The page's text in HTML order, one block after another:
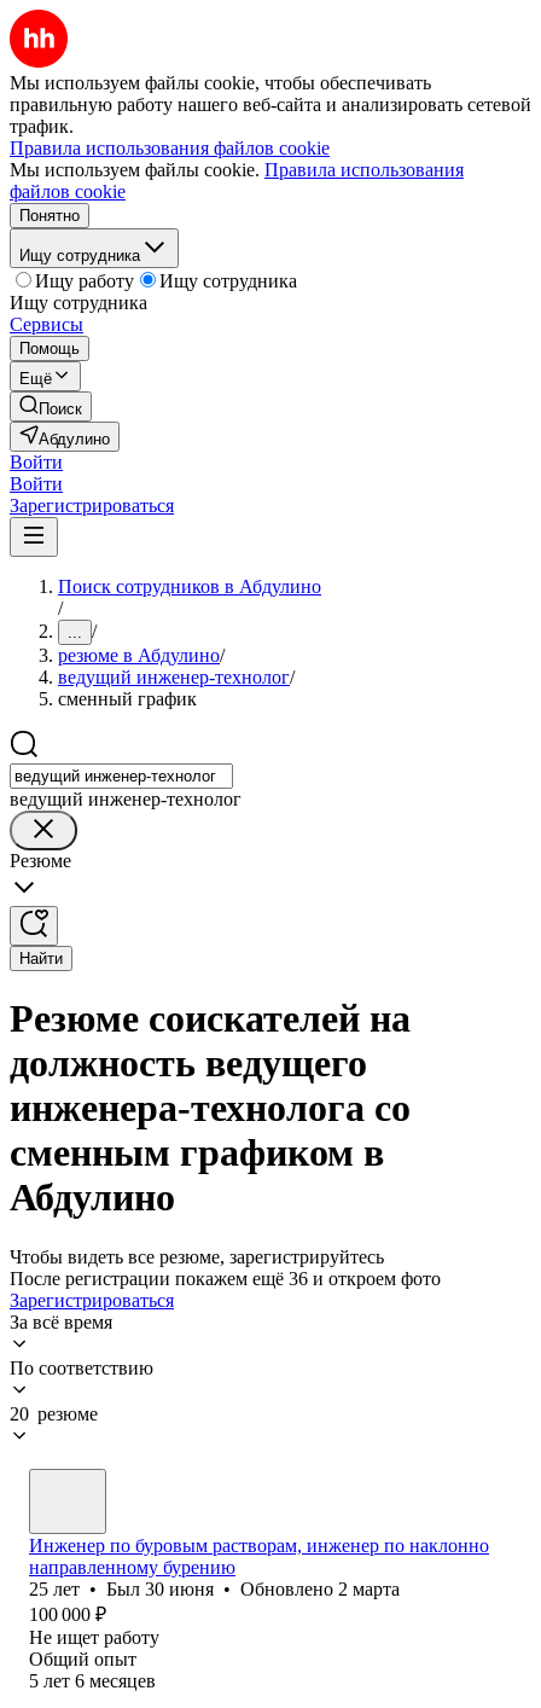
Мы используем файлы cookie, чтобы обеспечивать
правильную работу нашего веб-сайта и анализировать сетевой
трафик.
Правила использования файлов cookie
Мы используем файлы cookie. Правила использования
файлов cookie
Понятно
Ищу сотрудника
Ищу работу
Ищу сотрудника
Ищу сотрудника
Сервисы
Помощь
Ещё
Поиск
Абдулино
Войти
Войти
Зарегистрироваться
Поиск сотрудников в Абдулино
/
... /
резюме в Абдулино/
ведущий инженер-технолог/
сменный график
ведущий инженер-технолог
Резюме
Найти
Резюме соискателей на
должность ведущего
инженера-технолога со
сменным графиком в
Абдулино
Чтобы видеть все резюме, зарегистрируйтесь
После регистрации покажем ещё 36 и откроем фото
Зарегистрироваться
За всё время
По соответствию
20 резюме
Инженер по буровым растворам, инженер по наклонно
направленному бурению
25 лет • Был 30 июня • Обновлено 2 марта
100 000 ₽
Не ищет работу
Общий опыт
5 лет 6 месяцев